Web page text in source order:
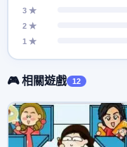
3 ★
2 ★
1 ★
🎮 相關遊戲 12